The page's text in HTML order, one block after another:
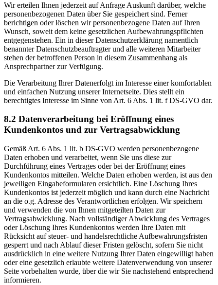
Wir erteilen Ihnen jederzeit auf Anfrage Auskunft darüber, welche
personenbezogenen Daten über Sie gespeichert sind. Ferner
berichtigen oder löschen wir personenbezogene Daten auf Ihren
Wunsch, soweit dem keine gesetzlichen Aufbewahrungspflichten
entgegenstehen. Ein in dieser Datenschutzerklärung namentlich
benannter Datenschutzbeauftragter und alle weiteren Mitarbeiter
stehen der betroffenen Person in diesem Zusammenhang als
Ansprechpartner zur Verfügung.
Die Verarbeitung Ihrer Datenerfolgt im Interesse einer komfortablen
und einfachen Nutzung unserer Internetseite. Dies stellt ein
berechtigtes Interesse im Sinne von Art. 6 Abs. 1 lit. f DS-GVO dar.
8.2 Datenverarbeitung bei Eröffnung eines
Kundenkontos und zur Vertragsabwicklung
Gemäß Art. 6 Abs. 1 lit. b DS-GVO werden personenbezogene
Daten erhoben und verarbeitet, wenn Sie uns diese zur
Durchführung eines Vertrages oder bei der Eröffnung eines
Kundenkontos mitteilen. Welche Daten erhoben werden, ist aus den
jeweiligen Eingabeformularen ersichtlich. Eine Löschung Ihres
Kundenkontos ist jederzeit möglich und kann durch eine Nachricht
an die o.g. Adresse des Verantwortlichen erfolgen. Wir speichern
und verwenden die von Ihnen mitgeteilten Daten zur
Vertragsabwicklung. Nach vollständiger Abwicklung des Vertrages
oder Löschung Ihres Kundenkontos werden Ihre Daten mit
Rücksicht auf steuer- und handelsrechtliche Aufbewahrungsfristen
gesperrt und nach Ablauf dieser Fristen gelöscht, sofern Sie nicht
ausdrücklich in eine weitere Nutzung Ihrer Daten eingewilligt haben
oder eine gesetzlich erlaubte weitere Datenverwendung von unserer
Seite vorbehalten wurde, über die wir Sie nachstehend entsprechend
informieren.